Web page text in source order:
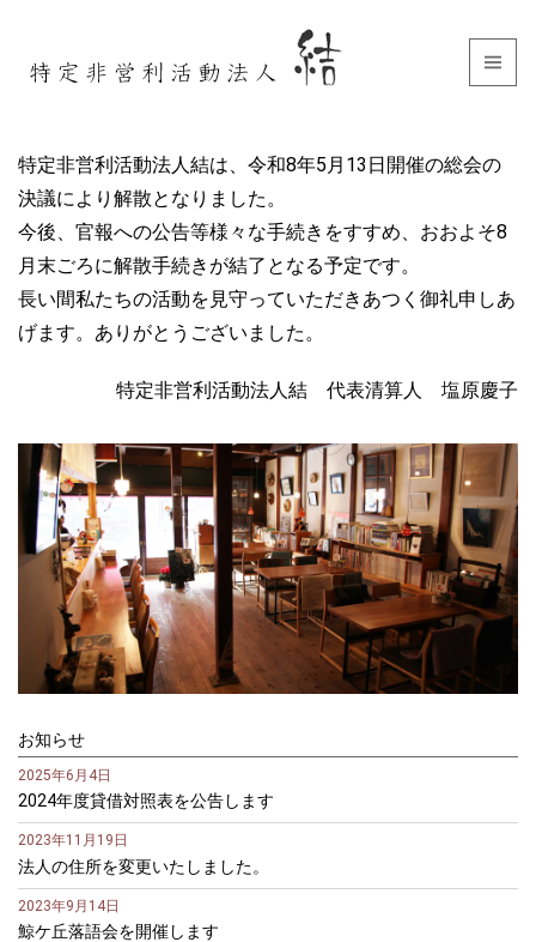
特定非営利活動法人結は、令和8年5月13日開催の総会の
決議により解散となりました。
今後、官報への公告等様々な手続きをすすめ、おおよそ8
月末ごろに解散手続きが結了となる予定です。
長い間私たちの活動を見守っていただきあつく御礼申しあ
げます。ありがとうございました。
特定非営利活動法人結 代表清算人 塩原慶子
お知らせ
2025年6月4日
2024年度貸借対照表を公告します
2023年11月19日
法人の住所を変更いたしました。
2023年9月14日
鯨ケ丘落語会を開催します